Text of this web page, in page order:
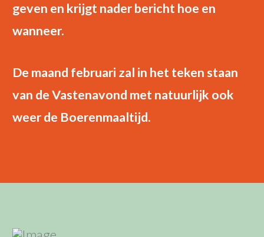
geven en krijgt nader bericht hoe en
wanneer.
De maand februari zal in het teken staan
van de Vastenavond met natuurlijk ook
weer de Boerenmaaltijd.